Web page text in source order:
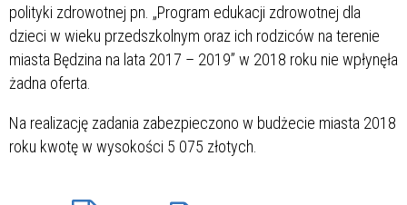
polityki zdrowotnej pn. „Program edukacji zdrowotnej dla
dzieci w wieku przedszkolnym oraz ich rodziców na terenie
miasta Będzina na lata 2017 – 2019” w 2018 roku nie wpłynęła
żadna oferta.
Na realizację zadania zabezpieczono w budżecie miasta 2018
roku kwotę w wysokości 5 075 złotych.